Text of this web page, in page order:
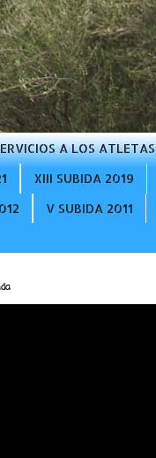
A LOS ATLETAS
XIII SUBIDA 2019
V SUBIDA 2011